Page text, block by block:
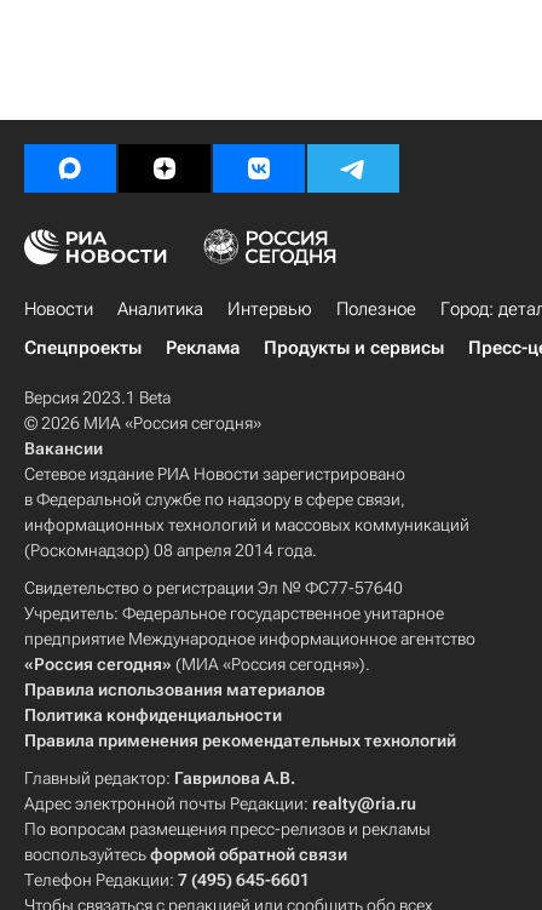
Новости Аналитика Интервью Полезное
Город:
Спецпроекты
Реклама Продукты и сервисы Пресс-
Версия 2023.1 Beta
© 2026 МИА «Россия сегодня»
Вакансии
Сетевое издание РИА Новости зарегистрировано
в Федеральной службе по надзору в сфере связи,
информационных технологий и массовых коммуникаций
(Роскомнадзор) 08 апреля 2014 года.
Свидетельство о регистрации Эл № ФС77-57640
Учредитель: Федеральное государственное унитарное
предприятие Международное информационное агентство
«Россия сегодня» (МИА «Россия сегодня»).
Правила использования материалов
Политика конфиденциальности
Правила применения рекомендательных технологий
Главный редактор: Гаврилова А.В.
Адрес электронной почты Редакции: realty@ria.ru
По вопросам размещения пресс-релизов и рекламы
воспользуйтесьформой обратной связи
Телефон Редакции: 7 (495) 645-6601
Чтобы связаться с редакцией или сообщить обо всех